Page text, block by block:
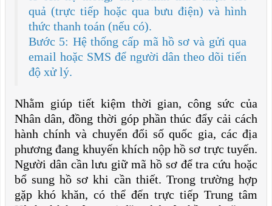
quả (trực tiếp hoặc qua bưu điện) và hình
thức thanh toán (nếu có).
Bước 5: Hệ thống cấp mã hồ sơ và gửi qua
email hoặc SMS để người dân theo dõi tiến
độ xử lý.
Nhằm giúp tiết kiệm thời gian, công sức của
Nhân dân, đồng thời góp phần thúc đẩy cải cách
hành chính và chuyển đổi số quốc gia, các địa
phương đang khuyến khích nộp hồ sơ trực tuyến.
Người dân cần lưu giữ mã hồ sơ để tra cứu hoặc
bổ sung hồ sơ khi cần thiết. Trong trường hợp
gặp khó khăn, có thể đến trực tiếp Trung tâm